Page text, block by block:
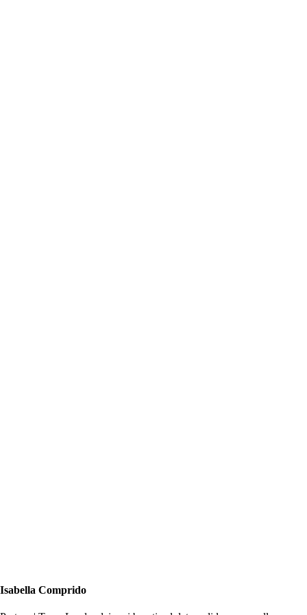
Isabella Comprido